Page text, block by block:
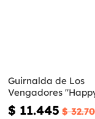
Guirnalda de Los
Vengadores
Birthday"
$ 11.445 $